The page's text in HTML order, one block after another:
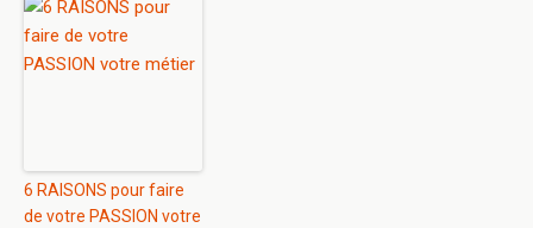
6 RAISONS pour faire
de votre PASSION votre